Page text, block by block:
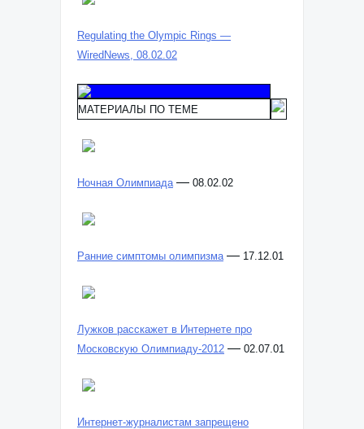
Regulating the Olympic Rings —
WiredNews, 08.02.02
МАТЕРИАЛЫ ПО ТЕМЕ
Ночная Олимпиада — 08.02.02
Ранние симптомы олимпизма — 17.12.01
Лужков расскажет в Интернете про
Московскую Олимпиаду-2012 — 02.07.01
Интернет-журналистам запрещено